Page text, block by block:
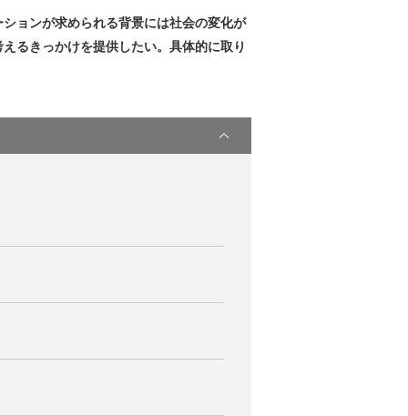
ョンが求められる背景には社会の変化が
るきっかけを提供したい。具体的に取り